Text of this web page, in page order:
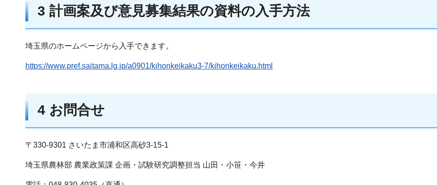
3 計画案及び意見募集結果の資料の入手方法
埼玉県のホームページから入手できます。
https://www.pref.saitama.lg.jp/a0901/kihonkeikaku3-7/kihonkeikaku.html
4 お問合せ
〒330-9301 さいたま市浦和区高砂3-15-1
埼玉県農林部 農業政策課 企画・試験研究調整担当 山田・小笹・今井